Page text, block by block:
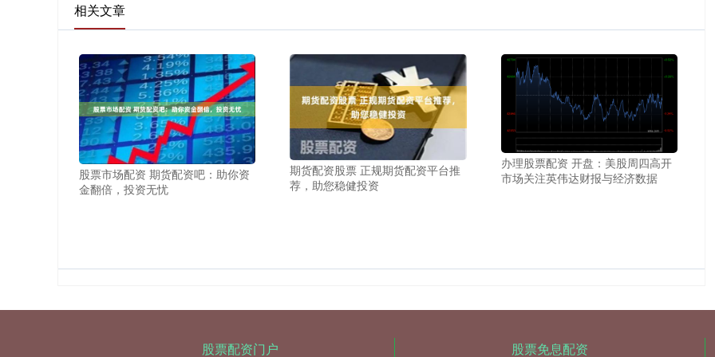
相关文章
股票市场配资 期货配资吧：助你资
金翻倍，投资无忧
期货配资股票 正规期货配资平台推
荐，助您稳健投资
办理股票配资 开盘：美股周四高开
市场关注英伟达财报与经济数据
股票配资门户 股票免息配资